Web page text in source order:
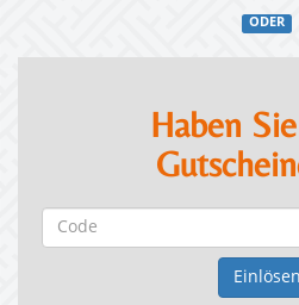
ODER
Haben